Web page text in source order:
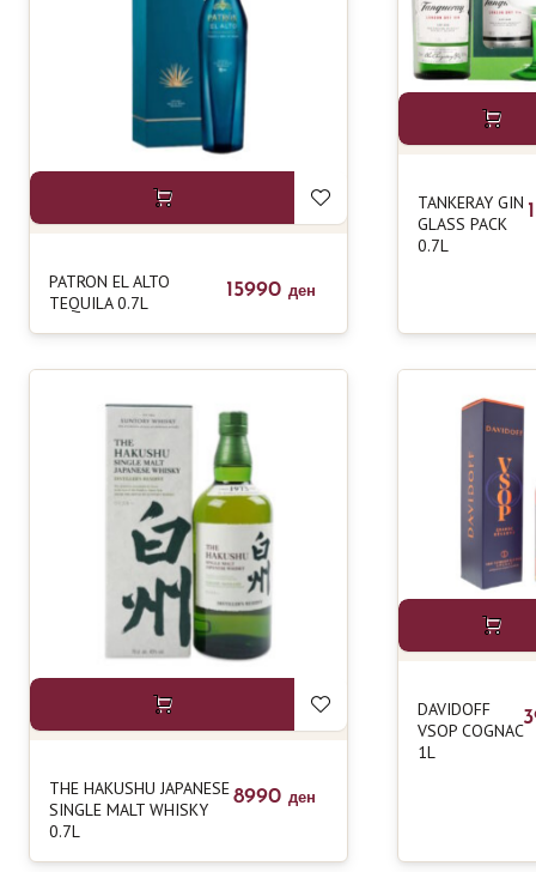
PATRON EL ALTO
TEQUILA 0.7L
15990 ден
TANKERAY GIN
GLASS PACK
0.7L
THE HAKUSHU JAPANESE
SINGLE MALT WHISKY
0.7L
8990 ден
DAVIDOFF
VSOP COGNAC
1L